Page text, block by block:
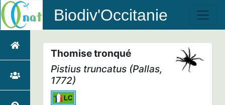
Biodiv'Occitanie
Thomise tronqué
Pistius truncatus (Pallas,
1772)